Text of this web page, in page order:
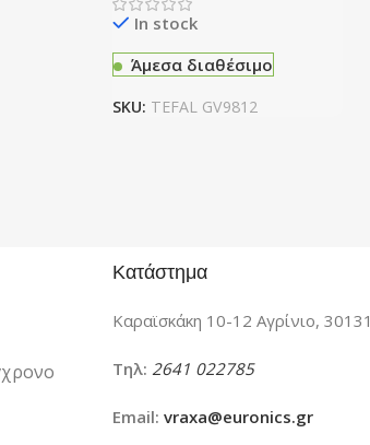
In stock
Άμεσα διαθέσιμο
SKU: TEFAL GV9812
Κατάστημα
Καραϊσκάκη 10-12 Αγρίνιο, 30131
Τηλ: 2641 022785
Email: vraxa@euronics.gr